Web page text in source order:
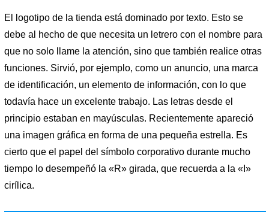
El logotipo de la tienda está dominado por texto. Esto se
debe al hecho de que necesita un letrero con el nombre para
que no solo llame la atención, sino que también realice otras
funciones. Sirvió, por ejemplo, como un anuncio, una marca
de identificación, un elemento de información, con lo que
todavía hace un excelente trabajo. Las letras desde el
principio estaban en mayúsculas. Recientemente apareció
una imagen gráfica en forma de una pequeña estrella. Es
cierto que el papel del símbolo corporativo durante mucho
tiempo lo desempeñó la «R» girada, que recuerda a la «I»
cirílica.